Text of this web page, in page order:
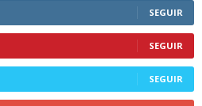
SEGUIR
SEGUIR
SEGUIR